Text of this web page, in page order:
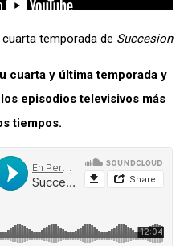
temporada de Succesion
cuarta y última temporada y
episodios televisivos más
tiempos.